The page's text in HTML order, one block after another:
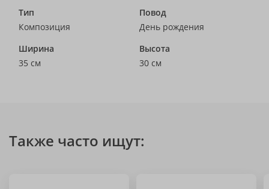
Тип
Композиция
Повод
День рождения
Ширина
35 см
Высота
30 см
Также часто ищут: